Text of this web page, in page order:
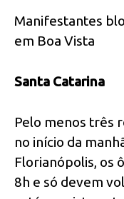
Manifestantes
em Boa Vista
Santa Catarina
Pelo menos três
no início da
Florianópolis, os
8h e só devem